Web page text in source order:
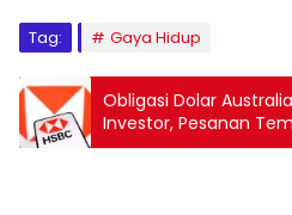
Tag: Gaya Hidup
Obligasi Dolar
Investor, Pesanan